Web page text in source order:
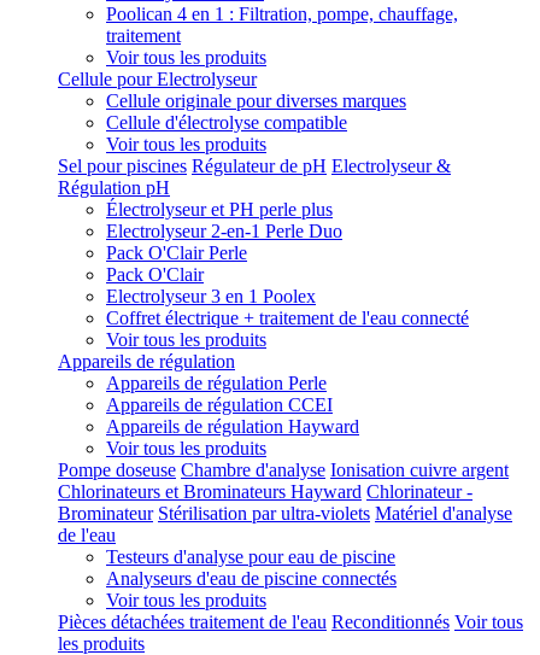
Poolican 4 en 1 : Filtration, pompe, chauffage,
traitement
Voir tous les produits
Cellule pour Electrolyseur
Cellule originale pour diverses marques
Cellule d'électrolyse compatible
Voir tous les produits
Sel pour piscines Régulateur de pH Electrolyseur &
Régulation pH
Électrolyseur et PH perle plus
Electrolyseur 2-en-1 Perle Duo
Pack O'Clair Perle
Pack O'Clair
Electrolyseur 3 en 1 Poolex
Coffret électrique + traitement de l'eau connecté
Voir tous les produits
Appareils de régulation
Appareils de régulation Perle
Appareils de régulation CCEI
Appareils de régulation Hayward
Voir tous les produits
Pompe doseuse Chambre d'analyse Ionisation cuivre argent
Chlorinateurs et Brominateurs Hayward Chlorinateur -
Brominateur Stérilisation par ultra-violets Matériel d'analyse
de l'eau
Testeurs d'analyse pour eau de piscine
Analyseurs d'eau de piscine connectés
Voir tous les produits
Pièces détachées traitement de l'eau Reconditionnés Voir tous
les produits